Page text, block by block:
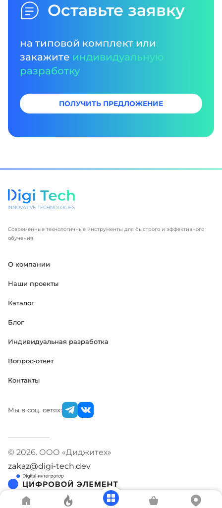
Оставьте заявку
на типовой комплект или
закажите индивидуальную
разработку
ПОЛУЧИТЬ ПРЕДЛОЖЕНИЕ
Современные технологичные инструменты для быстрого и эффективного
обучения
О компании
Наши проекты
Каталог
Блог
Индивидуальная разработка
Вопрос-ответ
Контакты
Мы в соц. сетях:
© 2026. ООО «Диджитех»
zakaz@digi-tech.dev